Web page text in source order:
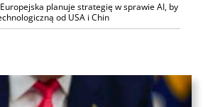
planuje strategię w sprawie AI, by
od USA i Chin